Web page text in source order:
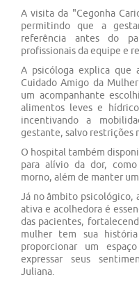
A visita da "Cegonha
permitindo que a
referência antes do
profissionais da equipe e
A psicóloga explica que
Cuidado Amigo da
um acompanhante
alimentos leves e
incentivando a
gestante, salvo restrições
O hospital também
para alívio da dor, como
morno, além de manter
Já no âmbito psicológico,
ativa e acolhedora é
das pacientes,
mulher tem sua
proporcionar um
expressar seus
Juliana.